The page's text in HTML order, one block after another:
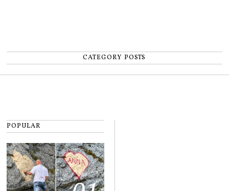
CATEGORY POSTS
POPULAR